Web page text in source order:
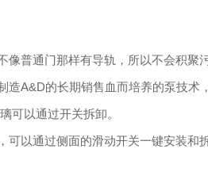
像普通门那样有导轨，所以不会积聚
A&D的长期销售血而培养的泵技术
可以通过开关拆卸。
以通过侧面的滑动开关一键安装和拆